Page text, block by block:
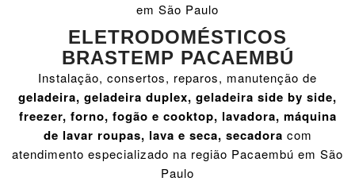
em São Paulo
ELETRODOMÉSTICOS
BRASTEMP PACAEMBÚ
Instalação, consertos, reparos, manutenção de
geladeira, geladeira duplex, geladeira side by side,
freezer, forno, fogão e cooktop, lavadora, máquina
de lavar roupas, lava e seca, secadora com
atendimento especializado na região Pacaembú em São
Paulo